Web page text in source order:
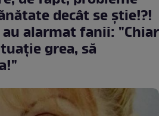
decât se ştie!?!
alarmat fanii: "Chiar
grea, să